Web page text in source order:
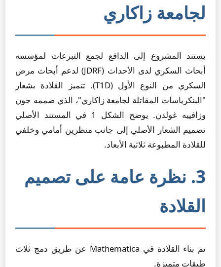
لجامعة زاكاري
يستند المشروع إلى الدافع لجمع التبرعات لمؤسسة
أبحاث السكري لدى الأحداث (JDRF) لدعم أبحاث مرض
السكري من النوع الأول (T1D). تتميز القلادة بشعار
"البنكرياسات المقاتلة لجامعة زاكاري"، الذي صممه جون
وزافييه غولدن. يوضح الشكل 1 في المستند الأصلي
تصميم الشعار الأصلي إلى جانب منظرين أمامي وخلفي
للقلادة المطبوعة ثلاثية الأبعاد.
3. نظرة عامة على تصميم
القلادة
تم بناء القلادة في Mathematica عن طريق دمج ثلاث
طبقات متميزة.